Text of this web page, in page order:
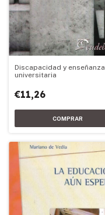
Discapacidad y enseñanza
universitaria
€11,26